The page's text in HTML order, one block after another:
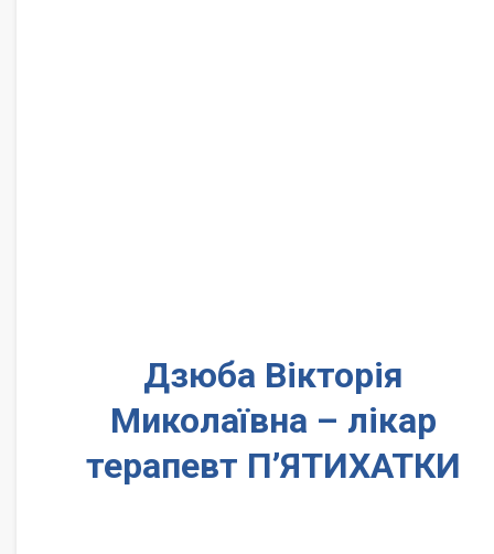
Дзюба Вікторія
Миколаївна – лікар
терапевт П’ЯТИХАТКИ